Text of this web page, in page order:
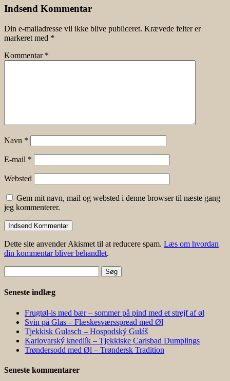
Indsend Kommentar
Din e-mailadresse vil ikke blive publiceret. Krævede felter er
markeret med *
Kommentar *
Navn *
E-mail *
Websted
Gem mit navn, mail og websted i denne browser til næste gang
jeg kommenterer.
Dette site anvender Akismet til at reducere spam. Læs om hvordan
din kommentar bliver behandlet.
efter:
Seneste indlæg
Frugtøl-is med bær – sommer på pind med et strejf af øl
Svin på Glas – Flæskesværsspread med Øl
Tjekkisk Gulasch – Hospodský Guláš
Karlovarský knedlík – Tjekkiske Carlsbad Dumplings
Trøndersodd med Øl – Trøndersk Tradition
Seneste kommentarer